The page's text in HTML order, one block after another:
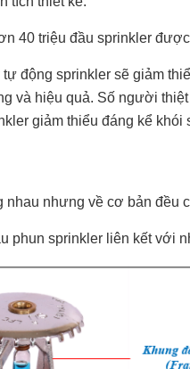
40 triệu đầu sprinkler
động sprinkler sẽ giảm
và hiệu quả. Số người
giảm thiểu đáng kể
nhưng về cơ bản đều
phun sprinkler liên kết với